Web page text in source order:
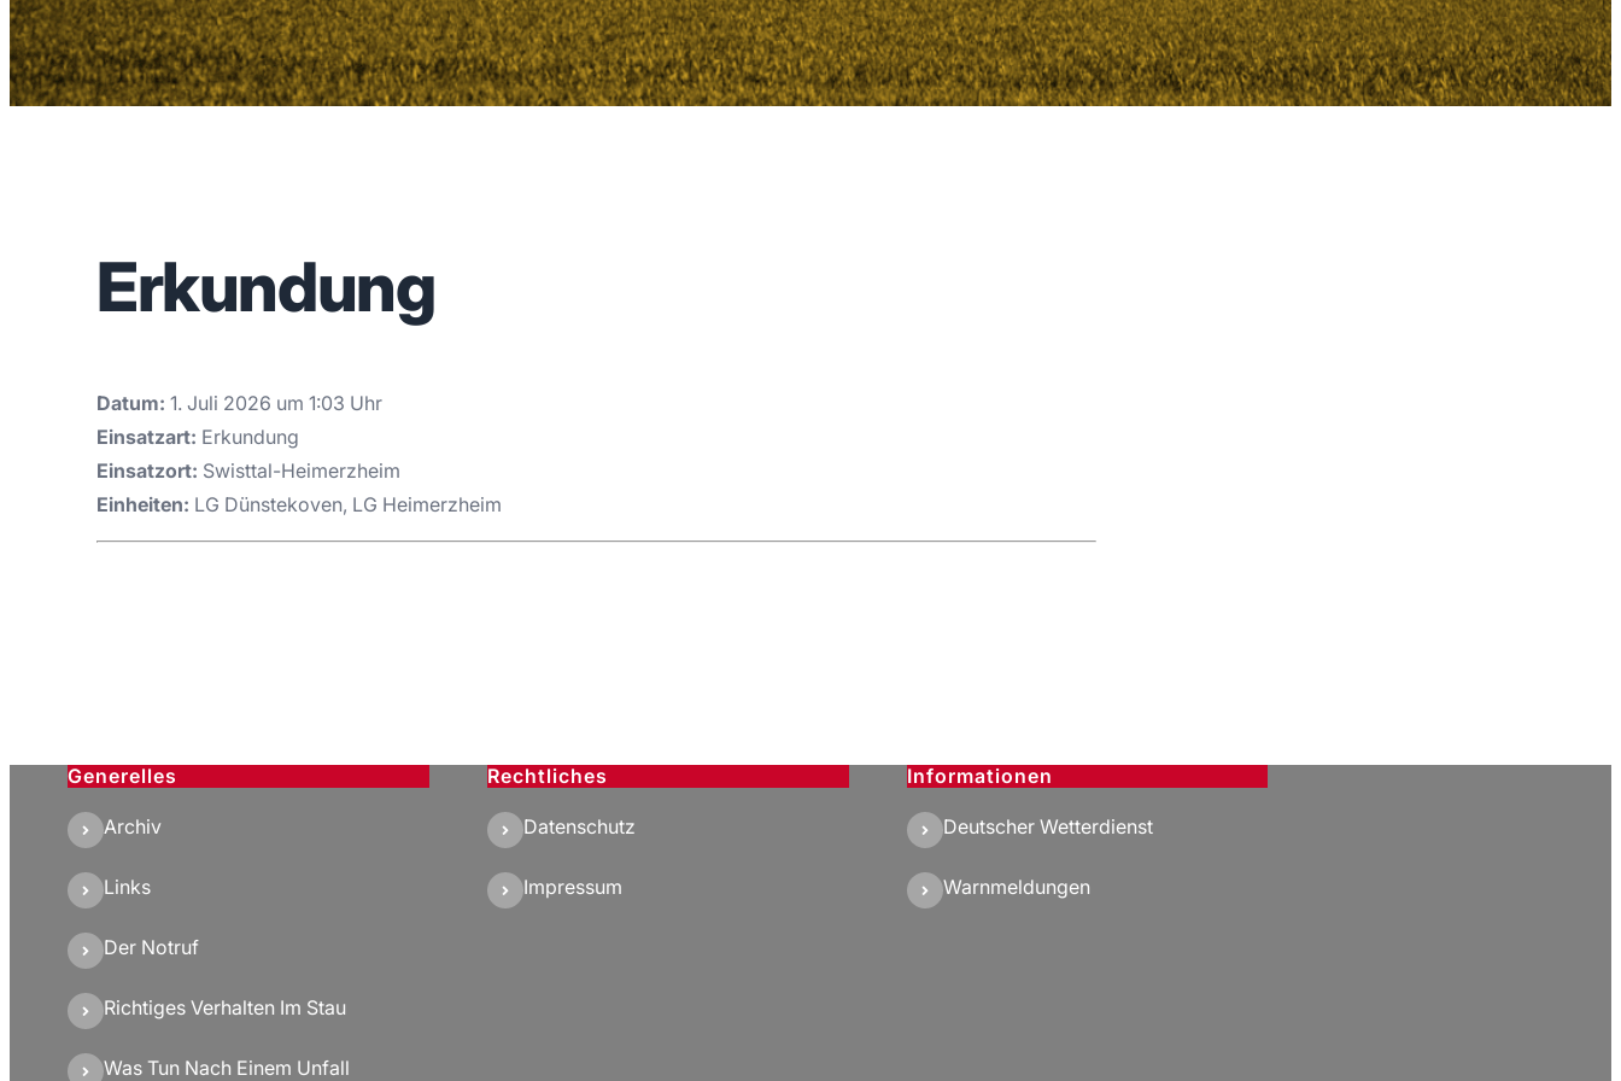
Erkundung
Datum: 1. Juli 2026 um 1:03 Uhr
Einsatzart: Erkundung
Einsatzort: Swisttal-Heimerzheim
Einheiten: LG Dünstekoven, LG Heimerzheim
Generelles
Archiv
Links
Der Notruf
Richtiges Verhalten Im Stau
Was Tun Nach Einem Unfall
Rechtliches
Datenschutz
Impressum
Informationen
Deutscher Wetterdienst
Warnmeldungen